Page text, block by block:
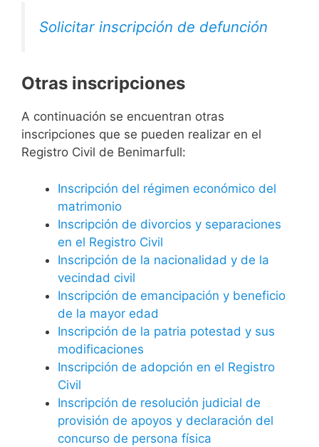
Solicitar inscripción de defunción
Otras inscripciones
A continuación se encuentran otras
inscripciones que se pueden realizar en el
Registro Civil de Benimarfull:
Inscripción del régimen económico del
matrimonio
Inscripción de divorcios y separaciones
en el Registro Civil
Inscripción de la nacionalidad y de la
vecindad civil
Inscripción de emancipación y beneficio
de la mayor edad
Inscripción de la patria potestad y sus
modificaciones
Inscripción de adopción en el Registro
Civil
Inscripción de resolución judicial de
provisión de apoyos y declaración del
concurso de persona física